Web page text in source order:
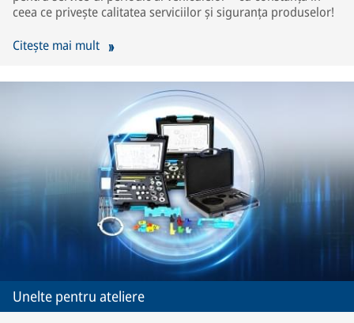
ceea ce privește calitatea serviciilor și siguranța produselor!
Citește mai mult
Unelte pentru ateliere